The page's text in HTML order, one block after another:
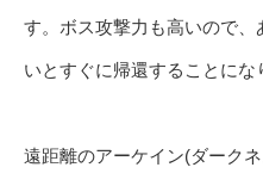
す。ボス攻撃力も高いので
いとすぐに帰還することにな
遠距離のアーケイン(ダーク